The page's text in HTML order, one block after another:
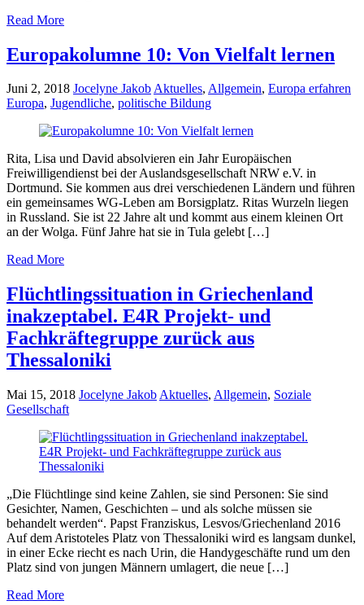
Read More
Europakolumne 10: Von Vielfalt lernen
Juni 2, 2018 Jocelyne JakobAktuelles, Allgemein, Europa erfahren
Europa, Jugendliche, politische Bildung
Rita, Lisa und David absolvieren ein Jahr Europäischen
Freiwilligendienst bei der Auslandsgesellschaft NRW e.V. in
Dortmund. Sie kommen aus drei verschiedenen Ländern und führen
ein gemeinsames WG-Leben am Borsigplatz. Ritas Wurzeln liegen
in Russland. Sie ist 22 Jahre alt und kommt aus einem kleinen Ort
an der Wolga. Fünf Jahre hat sie in Tula gelebt […]
Read More
Flüchtlingssituation in Griechenland
inakzeptabel. E4R Projekt- und
Fachkräftegruppe zurück aus
Thessaloniki
Mai 15, 2018 Jocelyne Jakob Aktuelles, Allgemein, Soziale
Gesellschaft
„Die Flüchtlinge sind keine Zahlen, sie sind Personen: Sie sind
Gesichter, Namen, Geschichten – und als solche müssen sie
behandelt werden“. Papst Franziskus, Lesvos/Griechenland 2016
Auf dem Aristoteles Platz von Thessaloniki wird es langsam dunkel,
in einer Ecke riecht es nach Urin, die Handygeschäfte rund um den
Platz sind von jungen Männern umlagert, die neue […]
Read More